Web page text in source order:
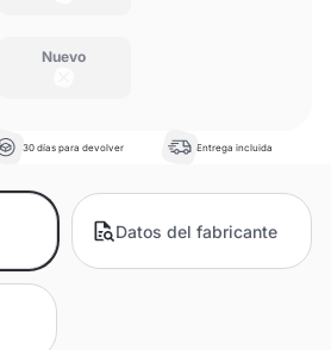
Nuevo
30 días para devolver Entrega incluida
Datos del fabricante